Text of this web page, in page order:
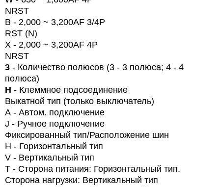
NRST
B - 2,000 ~ 3,200AF 3/4P
RST (N)
X - 2,000 ~ 3,200AF 4P
NRST
3 - Количество полюсов (3 - 3 полюса; 4 - 4
полюса)
H - Клеммное подсоединение
Выкатной тип (только выключатель)
A - Автом. подключение
J - Ручное подключение
Фиксированный тип/Расположение шин
H - Горизонтальный тип
V - Вертикальный тип
T - Сторона питания: Горизонтальный тип.
Сторона нагрузки: Вертикальный тип